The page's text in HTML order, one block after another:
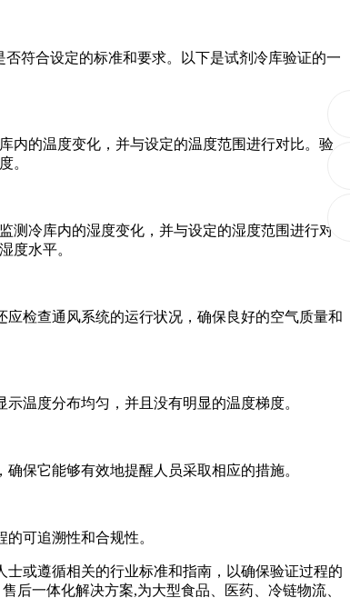
符合设定的标准和要求。以下是试剂冷库验证的一
内的温度变化，并与设定的温度范围进行对比。验
。
测冷库内的湿度变化，并与设定的湿度范围进行对
度水平。
检查通风系统的运行状况，确保良好的空气质量和
温度分布均匀，并且没有明显的温度梯度。
保它能够有效地提醒人员采取相应的措施。
可追溯性和合规性。
或遵循相关的行业标准和指南，以确保验证过程的
后一体化解决方案,为大型食品、医药、冷链物流、